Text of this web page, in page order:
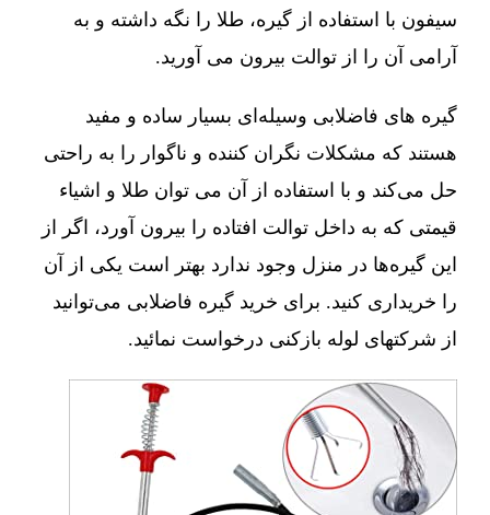
سیفون با استفاده از گیره، طلا را نگه داشته و به
آرامی آن را از توالت بیرون می آورید.
گیره های فاضلابی وسیله‌ای بسیار ساده و مفید
هستند که مشکلات نگران کننده و ناگوار را به راحتی
حل می‌کند و با استفاده از آن می توان طلا و اشیاء
قیمتی که به داخل توالت افتاده را بیرون آورد، اگر از
این گیره‌ها در منزل وجود ندارد بهتر است یکی از آن
را خریداری کنید. برای خرید گیره فاضلابی می‌توانید
از شرکتهای لوله بازکنی درخواست نمائید.